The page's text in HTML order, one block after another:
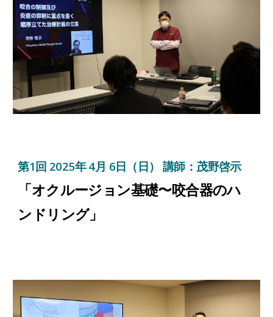
第1回 2025年 4月 6日（日） 講師：茂野啓示
「オクルージョン基礎〜咬合器のハ
ンドリング」